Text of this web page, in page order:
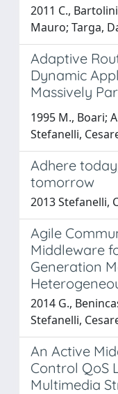
2011 C.,
Mauro; Targa,
Adaptive
Dynamic
Massively
1995 M., Boari;
Stefanelli,
Adhere
tomorrow
2013 Stefanelli,
Agile
Middleware
Generation
2014 G.,
Stefanelli,
An Active
Control QoS
Multimedia